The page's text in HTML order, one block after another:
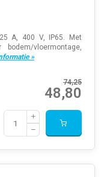
A, 400 V, IP65. Met
vloermontage,
»
74,25
48,80